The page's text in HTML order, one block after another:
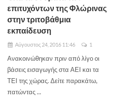
επιτυχόντων της Φλώρινας
στην τριτοβάθμια
εκπαίδευση
Αύγουστος 24, 2016 11:46 1
Ανακοινώθηκαν πριν από λίγο οι
βάσεις εισαγωγής στα ΑΕΙ και τα
ΤΕΙ της χώρας. Δείτε παρακάτω,
πατώντας ...